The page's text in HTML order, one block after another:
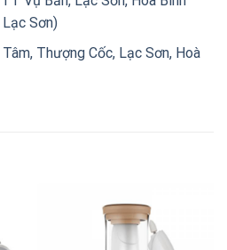
Lạc Sơn)
Thượng Cốc, Lạc Sơn, Hoà